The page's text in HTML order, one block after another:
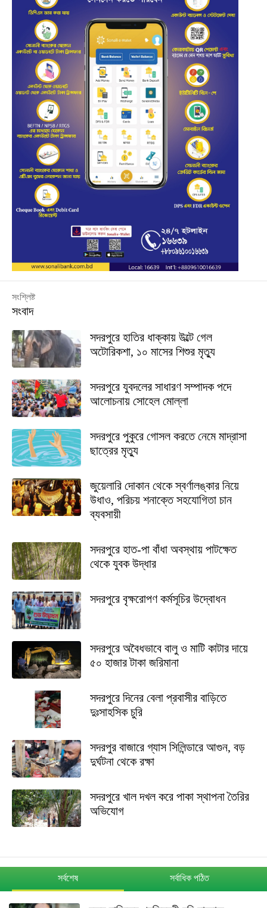
সংশ্লিষ্ট
সংবাদ
সদরপুরে হাতির ধাক্কায় উল্টে গেল
অটোরিকশা, ১০ মাসের শিশুর মৃত্যু
সদরপুরে যুবদলের সাধারণ সম্পাদক পদে
আলোচনায় সোহেল মোল্লা
সদরপুরে পুকুরে গোসল করতে নেমে মাদ্রাসা
ছাত্রের মৃত্যু
জুয়েলারি দোকান থেকে স্বর্ণালঙ্কার নিয়ে
উধাও, পরিচয় শনাক্তে সহযোগিতা চান
ব্যবসায়ী
সদরপুরে হাত-পা বাঁধা অবস্থায় পাটক্ষেত
থেকে যুবক উদ্ধার
সদরপুরে বৃক্ষরোপণ কর্মসূচির উদ্বোধন
সদরপুরে অবৈধভাবে বালু ও মাটি কাটার দায়ে
৫০ হাজার টাকা জরিমানা
সদরপুরে দিনের বেলা প্রবাসীর বাড়িতে
দুঃসাহসিক চুরি
সদরপুর বাজারে গ্যাস সিলিন্ডারে আগুন, বড়
দুর্ঘটনা থেকে রক্ষা
সদরপুরে খাল দখল করে পাকা স্থাপনা তৈরির
অভিযোগ
সর্বশেষ সর্বাধিক পঠিত